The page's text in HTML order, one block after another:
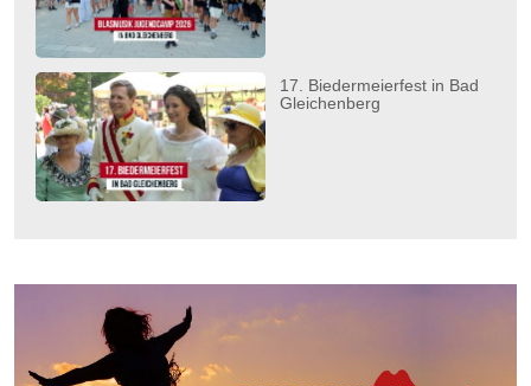
17. Biedermeierfest in Bad
Gleichenberg